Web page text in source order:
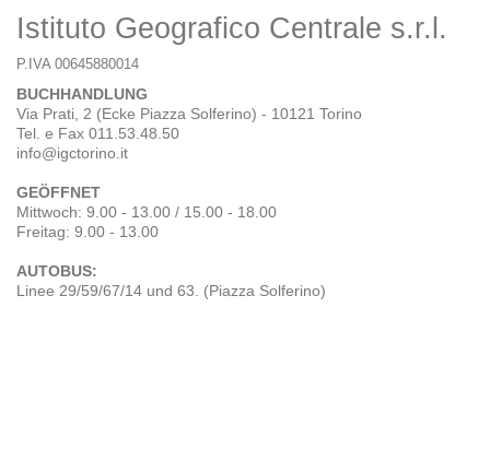
Istituto Geografico Centrale s.r.l.
P.IVA 00645880014
BUCHHANDLUNG
Via Prati, 2 (Ecke Piazza Solferino) - 10121 Torino
Tel. e Fax 011.53.48.50
info@igctorino.it
GEÖFFNET
Mittwoch: 9.00 - 13.00 / 15.00 - 18.00
Freitag: 9.00 - 13.00
AUTOBUS:
Linee 29/59/67/14 und 63. (Piazza Solferino)